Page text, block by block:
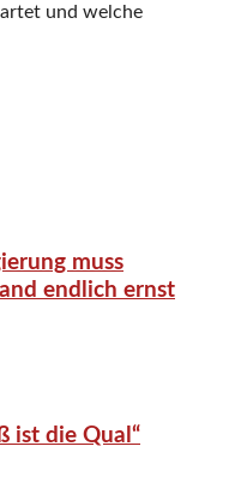
und welche
muss
endlich ernst
ist die Qual“